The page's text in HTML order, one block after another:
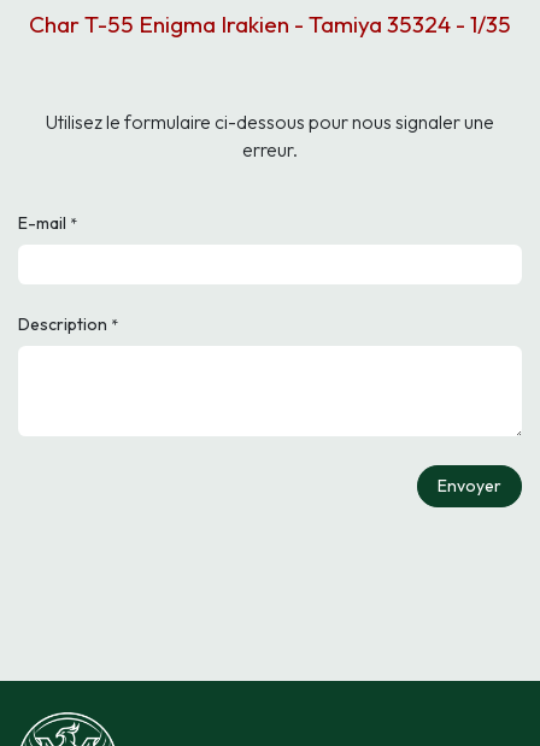
Char T-55 Enigma Irakien - Tamiya 35324 - 1/35
Utilisez le formulaire ci-dessous pour nous signaler une
erreur.
E-mail *
Description *
Envoyer